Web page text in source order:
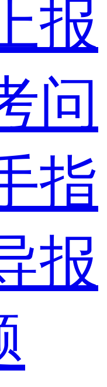
报
问
指
报